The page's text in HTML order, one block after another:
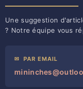
Une suggestion
? Notre équipe vous
✉ PAR EMAIL